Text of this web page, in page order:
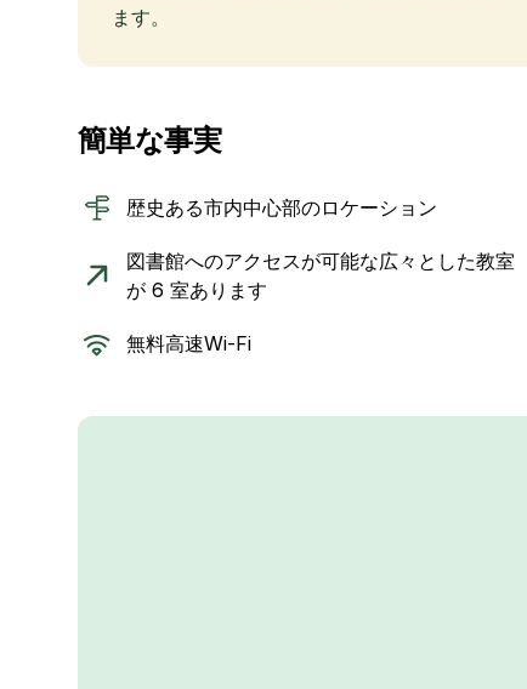
ます。
簡単な事実
歴史ある市内中心部のロケーション
図書館へのアクセスが可能な広々とした教室
が 6 室あります
無料高速Wi-Fi